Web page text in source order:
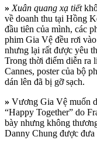
» Xuân quang xạ tiết
về doanh thu tại Hồng
đầu tiên của mình, các
phim Gia Vệ đều rơi
nhưng lại rất được yêu
Trong thời điểm diễn ra
Cannes, poster của bộ
dán lên đã bị gỡ sạch.
» Vương Gia Vệ muốn
“Happy Together” do
bày nhưng không
Danny Chung được đưa